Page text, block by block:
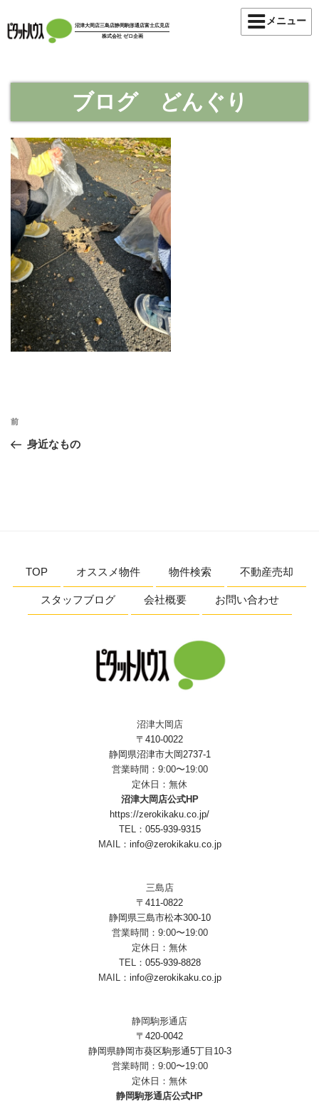
ン
テ
沼津大岡店三島店静岡駒形通店富士広見店
株式会社 ゼロ企画
メニュー
ブログ どんぐり
投
ナ
前
の
前
身近なもの
TOP オススメ物件 物件検索 不動産売却
スタッフブログ 会社概要 お問い合わせ
沼津大岡店
〒410-0022
静岡県沼津市大岡2737-1
営業時間：9:00〜19:00
定休日：無休
沼津大岡店公式HP
https://zerokikaku.co.jp/
TEL： 055-939-9315
MAIL： info@zerokikaku.co.jp
三島店
〒411-0822
静岡県三島市松本300-10
営業時間：9:00〜19:00
定休日：無休
TEL： 055-939-8828
MAIL： info@zerokikaku.co.jp
静岡駒形通店
〒420-0042
静岡県静岡市葵区駒形通5丁目10-3
営業時間：9:00〜19:00
定休日：無休
静岡駒形通店公式HP